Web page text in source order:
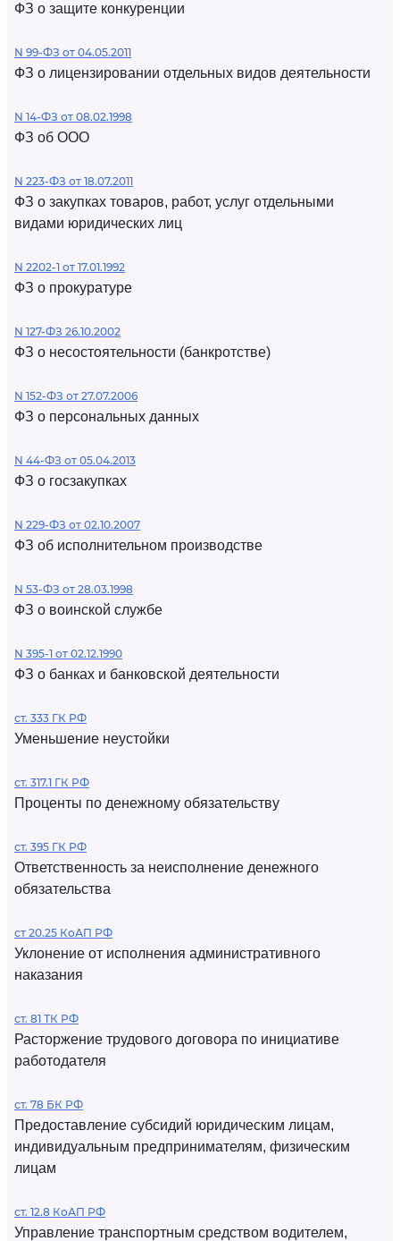
ФЗ о защите конкуренции
N 99-ФЗ от 04.05.2011
ФЗ о лицензировании отдельных видов деятельности
N 14-ФЗ от 08.02.1998
ФЗ об ООО
N 223-ФЗ от 18.07.2011
ФЗ о закупках товаров, работ, услуг отдельными
видами юридических лиц
N 2202-1 от 17.01.1992
ФЗ о прокуратуре
N 127-ФЗ 26.10.2002
ФЗ о несостоятельности (банкротстве)
N 152-ФЗ от 27.07.2006
ФЗ о персональных данных
N 44-ФЗ от 05.04.2013
ФЗ о госзакупках
N 229-ФЗ от 02.10.2007
ФЗ об исполнительном производстве
N 53-ФЗ от 28.03.1998
ФЗ о воинской службе
N 395-1 от 02.12.1990
ФЗ о банках и банковской деятельности
ст. 333 ГК РФ
Уменьшение неустойки
ст. 317.1 ГК РФ
Проценты по денежному обязательству
ст. 395 ГК РФ
Ответственность за неисполнение денежного
обязательства
ст 20.25 КоАП РФ
Уклонение от исполнения административного
наказания
ст. 81 ТК РФ
Расторжение трудового договора по инициативе
работодателя
ст. 78 БК РФ
Предоставление субсидий юридическим лицам,
индивидуальным предпринимателям, физическим
лицам
ст. 12.8 КоАП РФ
Управление транспортным средством водителем,